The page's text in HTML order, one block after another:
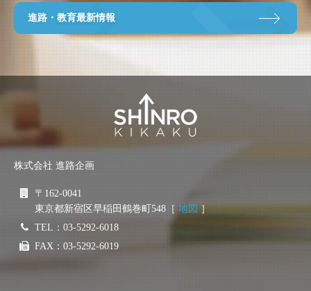
進路・教育最新情報
株式会社 進路企画
〒162-0041
東京都新宿区早稲田鶴巻町548［地図 ］
TEL：03-5292-6018
FAX：03-5292-6019